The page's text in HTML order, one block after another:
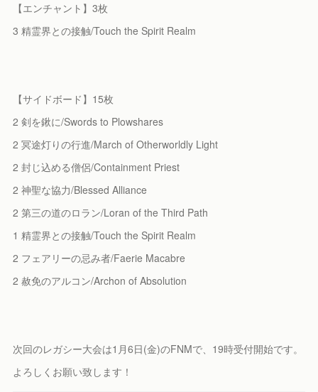
【エンチャント】3枚
3 精霊界との接触/Touch the Spirit Realm
【サイドボード】15枚
2 剣を鍬に/Swords to Plowshares
2 冥途灯りの行進/March of Otherworldly Light
2 封じ込める僧侶/Containment Priest
2 神聖な協力/Blessed Alliance
2 第三の道のロラン/Loran of the Third Path
1 精霊界との接触/Touch the Spirit Realm
2 フェアリーの忌み者/Faerie Macabre
2 赦免のアルコン/Archon of Absolution
次回のレガシー大会は1月6日(金)のFNMで、19時受付開始です。
よろしくお願い致します！